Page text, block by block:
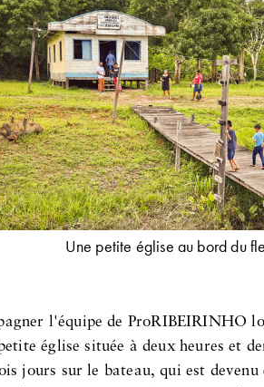
Une petite église au bord du
l'équipe de ProRIBEIRINHO
église située à deux heures et
jours sur le bateau, qui est